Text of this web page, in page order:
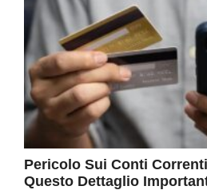
Pericolo Sui Conti
Questo Dettaglio